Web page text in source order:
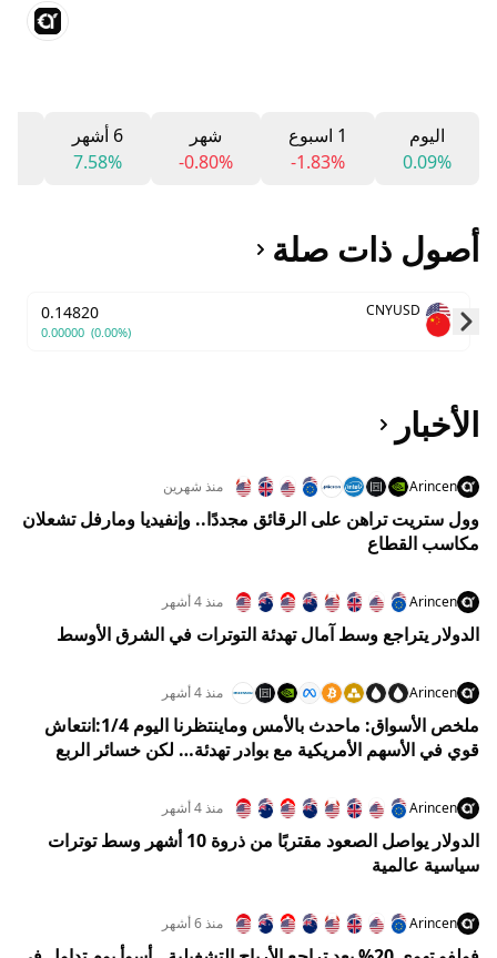
اليوم
0.09%
1 اسبوع
-1.83%
شهر
-0.80%
6 أشهر
7.58%
أصول ذات صلة
CNYUSD
0.14820
0.00000 (0.00%)
الأخبار
Arincen منذ شهرين
وول ستريت تراهن على الرقائق مجددًا.. وإنفيديا ومارفل تشعلان
مكاسب القطاع
Arincen منذ 4 أشهر
الدولار يتراجع وسط آمال تهدئة التوترات في الشرق الأوسط
Arincen منذ 4 أشهر
ملخص الأسواق: ماحدث بالأمس وماينتظرنا اليوم 1/4:انتعاش
قوي في الأسهم الأمريكية مع بوادر تهدئة… لكن خسائر الربع
Arincen منذ 4 أشهر
الدولار يواصل الصعود مقتربًا من ذروة 10 أشهر وسط توترات
سياسية عالمية
Arincen منذ 6 أشهر